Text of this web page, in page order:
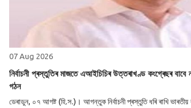
07 Aug 2026
নিৰ্বাচনী প্ৰস্তুতিৰ মাজতে এআইচিচিৰ উত্তৰাখণ্ড কংগ্ৰেছৰ বাবে
গঠন
ডেৰাডুন, ০৭ আগষ্ট (হি.স.)। আগন্তুক নিৰ্বাচনী প্ৰস্তুতি ধৰি ৰাখি ভাৰতীয়